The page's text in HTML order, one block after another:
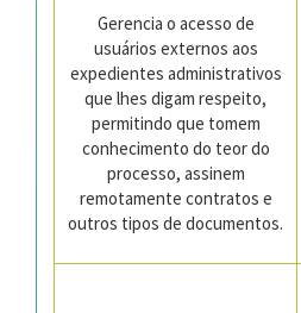
Gerencia o acesso de
usuários externos aos
expedientes administrativos
que lhes digam respeito,
permitindo que tomem
conhecimento do teor do
processo, assinem
remotamente contratos e
outros tipos de documentos.